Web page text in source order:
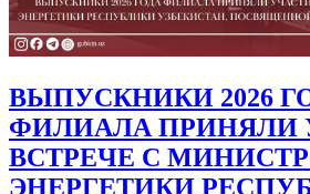
ВЫПУСКНИКИ 2026
ФИЛИАЛА ПРИНЯЛИ
ВСТРЕЧЕ С
ЭНЕРГЕТИКИ